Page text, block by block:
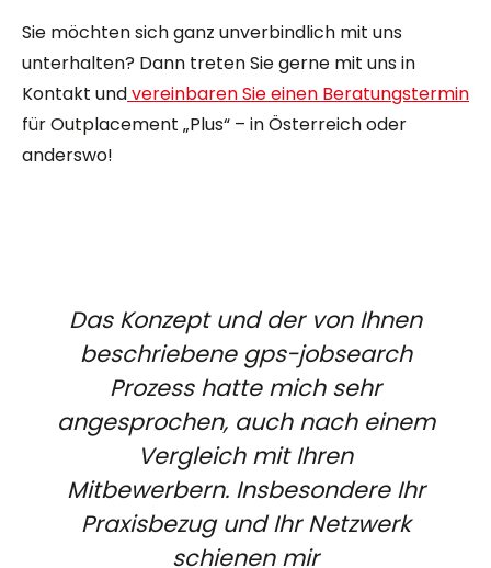
Sie möchten sich ganz unverbindlich mit uns
unterhalten? Dann treten Sie gerne mit uns in
Kontakt undvereinbaren Sie einen Beratungstermin
für Outplacement „Plus“ – in Österreich oder
anderswo!
Das Konzept und der von Ihnen
beschriebene gps-jobsearch
Prozess hatte mich sehr
angesprochen, auch nach einem
Vergleich mit Ihren
Mitbewerbern. Insbesondere Ihr
Praxisbezug und Ihr Netzwerk
schienen mir